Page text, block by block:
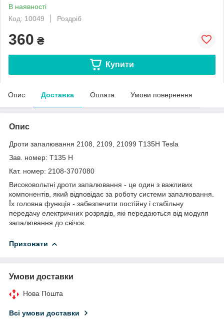
В наявності
Код: 10049
Роздріб
360 ₴
Купити
Опис Доставка Оплата Умови повернення
Опис
Дроти запалювання 2108, 2109, 21099 Т135Н Tesla
Зав. номер: Т135 Н
Кат. номер: 2108-3707080
Високовольтні дроти запалювання - це один з важливих
компонентів, який відповідає за роботу системи запалювання.
Їх головна функція - забезпечити постійну і стабільну
передачу електричних розрядів, які передаються від модуля
запалювання до свічок.
Приховати
Умови доставки
Нова Пошта
Всі умови доставки